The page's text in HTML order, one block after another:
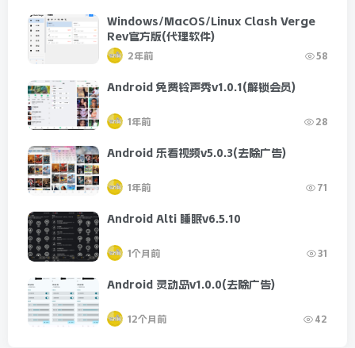
Windows/MacOS/Linux Clash Verge
Rev官方版(代理软件)
2年前 58
Android 免费铃声秀v1.0.1(解锁会员)
1年前 28
Android 乐看视频v5.0.3(去除广告)
1年前 71
Android Alti 睡眠v6.5.10
1个月前 31
Android 灵动岛v1.0.0(去除广告)
12个月前 42